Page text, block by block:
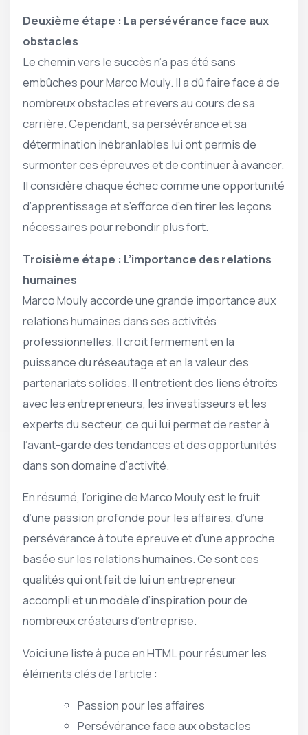
Deuxième étape : La persévérance face aux
obstacles
Le chemin vers le succès n’a pas été sans
embûches pour Marco Mouly. Il a dû faire face à de
nombreux obstacles et revers au cours de sa
carrière. Cependant, sa persévérance et sa
détermination inébranlables lui ont permis de
surmonter ces épreuves et de continuer à avancer.
Il considère chaque échec comme une opportunité
d’apprentissage et s’efforce d’en tirer les leçons
nécessaires pour rebondir plus fort.
Troisième étape : L’importance des relations
humaines
Marco Mouly accorde une grande importance aux
relations humaines dans ses activités
professionnelles. Il croit fermement en la
puissance du réseautage et en la valeur des
partenariats solides. Il entretient des liens étroits
avec les entrepreneurs, les investisseurs et les
experts du secteur, ce qui lui permet de rester à
l’avant-garde des tendances et des opportunités
dans son domaine d’activité.
En résumé, l’origine de Marco Mouly est le fruit
d’une passion profonde pour les affaires, d’une
persévérance à toute épreuve et d’une approche
basée sur les relations humaines. Ce sont ces
qualités qui ont fait de lui un entrepreneur
accompli et un modèle d’inspiration pour de
nombreux créateurs d’entreprise.
Voici une liste à puce en HTML pour résumer les
éléments clés de l’article :
Passion pour les affaires
Persévérance face aux obstacles